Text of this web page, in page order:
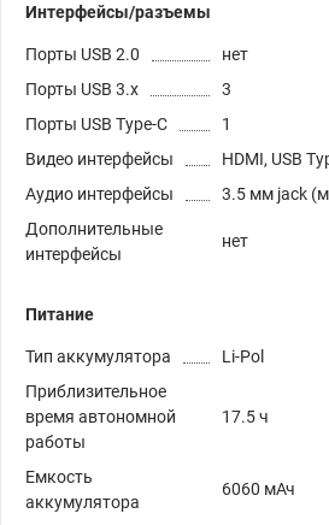
Интерфейсы/разъемы
Порты USB 2.0
нет
Порты USB 3.х
3
Порты USB Type-C
1
Видео интерфейсы
HDMI, USB
Аудио интерфейсы
3.5 мм jack
Дополнительные
интерфейсы
нет
Питание
Тип аккумулятора
Li-Pol
Приблизительное
время автономной
работы
17.5 ч
Емкость
аккумулятора
6060 мАч